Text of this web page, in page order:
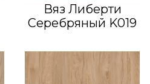
Вяз Либерти
Серебряный K019